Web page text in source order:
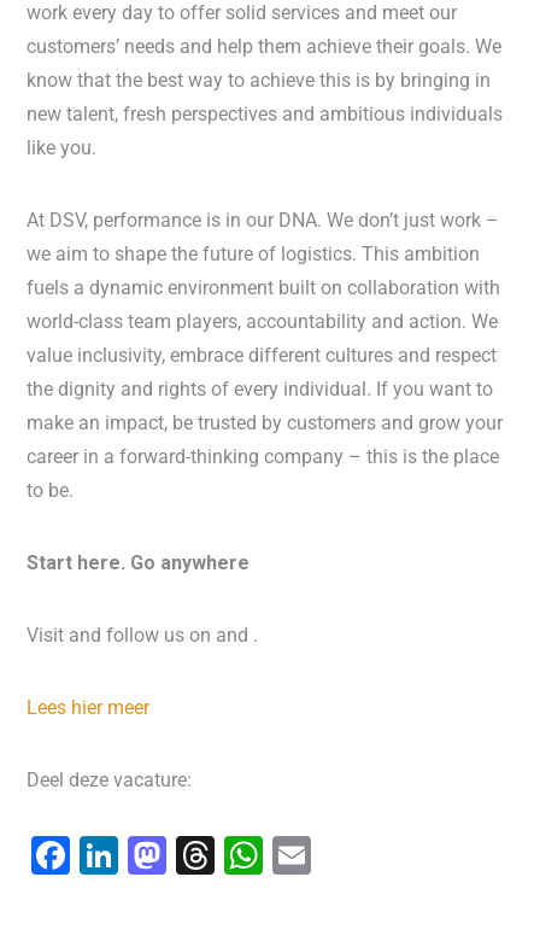
work every day to offer solid services and meet our
customers’ needs and help them achieve their goals. We
know that the best way to achieve this is by bringing in
new talent, fresh perspectives and ambitious individuals
like you.
At DSV, performance is in our DNA. We don’t just work –
we aim to shape the future of logistics. This ambition
fuels a dynamic environment built on collaboration with
world-class team players, accountability and action. We
value inclusivity, embrace different cultures and respect
the dignity and rights of every individual. If you want to
make an impact, be trusted by customers and grow your
career in a forward-thinking company – this is the place
to be.
Start here. Go anywhere
Visit and follow us on and .
Lees hier meer
Deel deze vacature:
F
Li M T
W